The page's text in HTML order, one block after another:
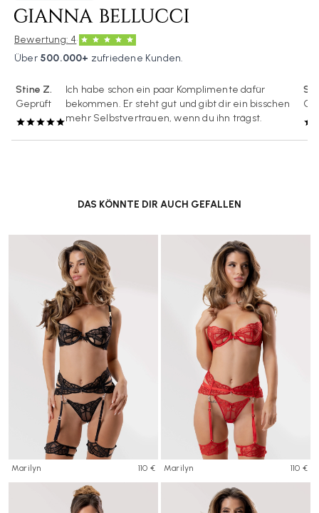
Bewertung: 4·
Über 500.000+ zufriedene Kunden.
Stine Z.
Geprüft
Ich habe schon ein paar Komplimente dafür
bekommen. Er steht gut und gibt dir ein bisschen
mehr Selbstvertrauen, wenn du ihn trägst.
DAS KÖNNTE DIR AUCH GEFALLEN
Marilyn 110 € Marilyn 110 €